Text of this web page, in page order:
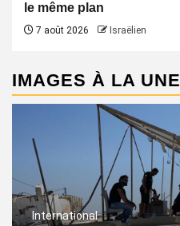
le même plan
7 août 2026 Israëlien
IMAGES À LA UNE
International